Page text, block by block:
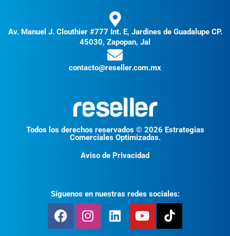
Av. Manuel J. Clouthier #777 Int. E, Jardines de Guadalupe CP.
45030, Zapopan, Jal
contacto@reseller.com.mx
Todos los derechos reservados © 2026 Estrategias
Comerciales Optimizadas.
Aviso de Privacidad
Síguenos en nuestras redes sociales: